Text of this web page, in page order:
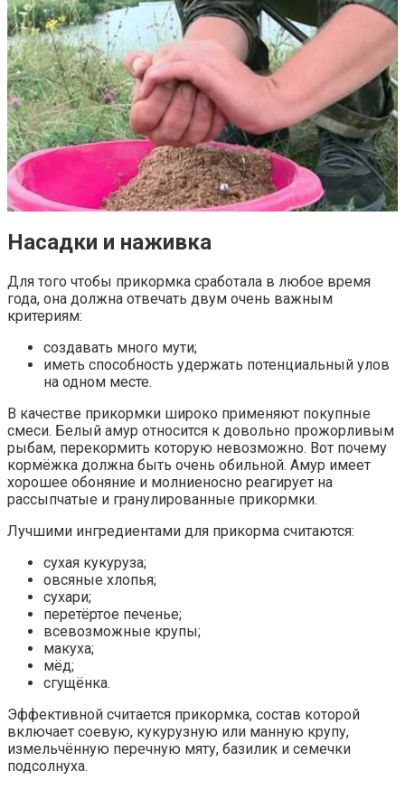
Насадки и наживка
Для того чтобы прикормка сработала в любое время
года, она должна отвечать двум очень важным
критериям:
создавать много мути;
иметь способность удержать потенциальный улов
на одном месте.
В качестве прикормки широко применяют покупные
смеси. Белый амур относится к довольно прожорливым
рыбам, перекормить которую невозможно. Вот почему
кормёжка должна быть очень обильной. Амур имеет
хорошее обоняние и молниеносно реагирует на
рассыпчатые и гранулированные прикормки.
Лучшими ингредиентами для прикорма считаются:
сухая кукуруза;
овсяные хлопья;
сухари;
перетёртое печенье;
всевозможные крупы;
макуха;
мёд;
сгущёнка.
Эффективной считается прикормка, состав которой
включает соевую, кукурузную или манную крупу,
измельчённую перечную мяту, базилик и семечки
подсолнуха.